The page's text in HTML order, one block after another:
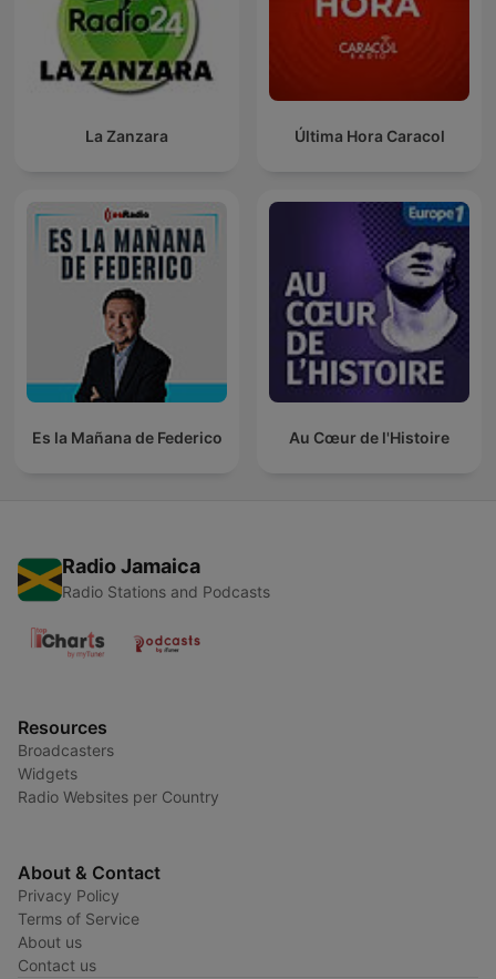
La Zanzara Última Hora Caracol
Es la Mañana de Federico Au Cœur de l'Histoire
Radio Jamaica
Radio Stations and Podcasts
Resources
Broadcasters
Widgets
Radio Websites per Country
About & Contact
Privacy Policy
Terms of Service
About us
Contact us